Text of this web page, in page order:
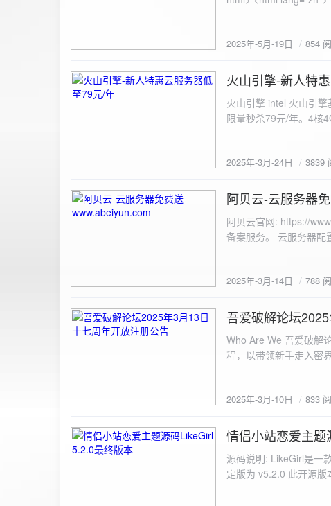
.progress-fill { height: 100%; background-color: #4caf50; width: 0; line-height: 30px; text-align: center;
border-radius: 4px; background-color: #f9f9f9; font-size: 16px; color: #333; min-height: 40px; } /* 错误
或成功的提示信息样式 */ .result.success { border-color: #28a745; background-color:
image { margin-top: 20px; max-width: 100%; height: auto; border-radius: 4px; border: 1px solid #ddd; }
</style> </head> <body> <div class="container"> <h2>图片上传-双虹云</h2> <form
<input type="file" id="fileInput"
document.getElementById('uploadForm'); const
e.preventDefault(); const fileInput = document.getElementById('fileInput'); const file = fileInput.files[0]; if
(!file) { resultDiv.innerHTML = '<p class="error">请先选择文件！</p>'; return; } const formData = new
FormData(); formData.append('file', file); const xhr = new XMLHttpRequest(); xhr.open('POST',
'https://api.xinyew.cn/api/360tc', true); // 监听上传进度事件
Math.round(percentComplete) + '%'; } }; xhr.onload = function() { if
图片链接: <a
${data.data.imgFile}</p> <img src="${data.data.url}" alt="上传的图片" class="uploaded-
else { resultDiv.innerHTML = `<p class="error">${data.error}</p>`; } } else { resultDiv.innerHTML = `<p
class="error">请求失败：${xhr.statusText}</
2025年-5月-19日 854
2025-3-24
火山引擎-新人特
火山引擎 intel 火山引
限量秒杀79元/年。4核
2025年-3月-24日 3839
2025-3-14
阿贝云-云服务器
阿贝云官网: https://
备案服务。 云服务器
2025年-3月-14日 788
2025-3-10
吾爱破解论坛
Who Are We 吾爱破解
程，以带领新手走入密
严格的处理措施。在您
www.52pojie.cn
2025年-3月-10日 833
2024-12-10
情侣小站恋爱主
源码说明: LikeGirl是一
定版为 v5.2.0 此开源